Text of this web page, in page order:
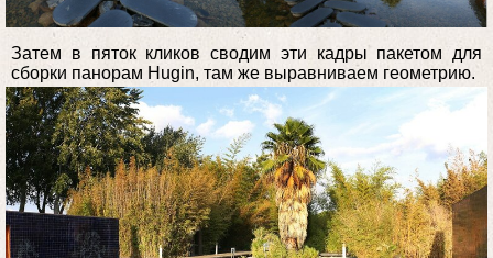
Затем в пяток кликов сводим эти кадры пакетом для
сборки панорам Hugin, там же выравниваем геометрию.